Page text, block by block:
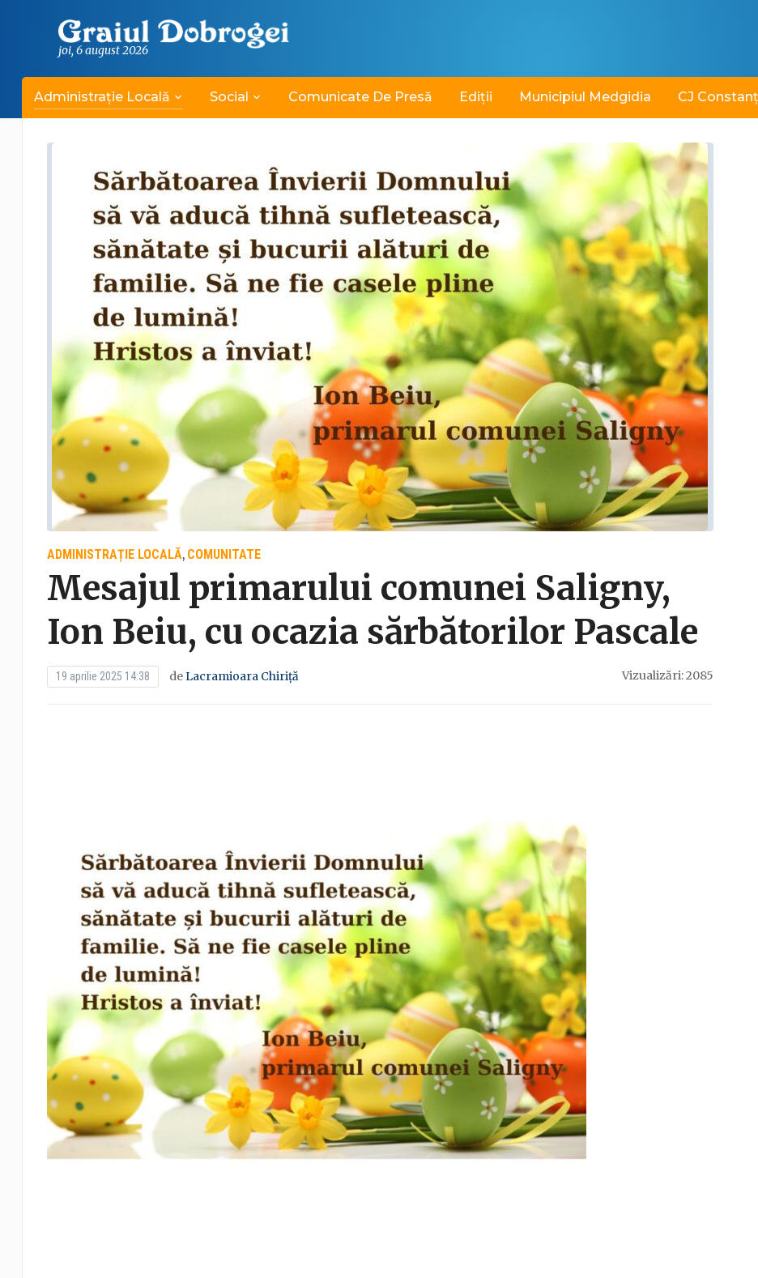
joi, 6 august 2026
Administrație Locală Social Comunicate De Presă Ediții Municipiul Medgidia CJ
ADMINISTRAȚIE LOCALĂ, COMUNITATE
Mesajul primarului comunei Saligny,
Ion Beiu, cu ocazia sărbătorilor Pascale
19 aprilie 2025 14:38 deLacramioara Chiriță Vizualizări: 2085